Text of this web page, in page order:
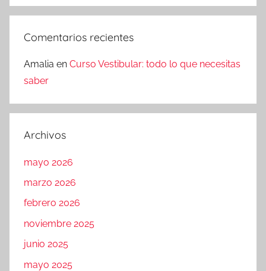
Comentarios recientes
Amalia en Curso Vestibular: todo lo que necesitas
saber
Archivos
mayo 2026
marzo 2026
febrero 2026
noviembre 2025
junio 2025
mayo 2025